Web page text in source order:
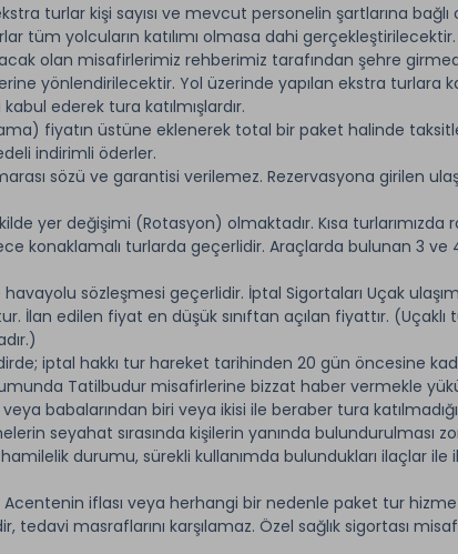
turlar kişi sayısı ve mevcut personelin şartlarına bağlı
tüm yolcuların katılımı olmasa dahi
olan misafirlerimiz rehberimiz tarafından şehre
yönlendirilecektir. Yol üzerinde yapılan ekstra turlara
ederek tura katılmışlardır.
fiyatın üstüne eklenerek total bir paket halinde
indirimli öderler.
sözü ve garantisi verilemez. Rezervasyona girilen
yer değişimi (Rotasyon) olmaktadır. Kısa turlarımızda
konaklamalı turlarda geçerlidir. Araçlarda bulunan 3 ve
sözleşmesi geçerlidir. İptal Sigortaları Uçak
İlan edilen fiyat en düşük sınıftan açılan fiyattır. (Uçaklı
iptal hakkı tur hareket tarihinden 20 gün öncesine
Tatilbudur misafirlerine bizzat haber vermekle
babalarından biri veya ikisi ile beraber tura
seyahat sırasında kişilerin yanında bulundurulması
hamilelik durumu, sürekli kullanımda bulundukları ilaçlar ile
Acentenin iflası veya herhangi bir nedenle paket tur
tedavi masraflarını karşılamaz. Özel sağlık sigortası